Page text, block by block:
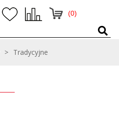
(0)
> Tradycyjne